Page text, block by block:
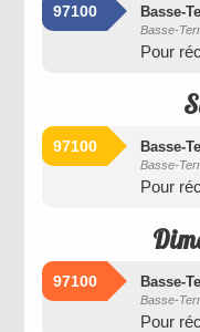
97100 Basse-
Basse-
Pour
97100 Basse-
Basse-
Pour
97100 Basse-
Basse-
Pour